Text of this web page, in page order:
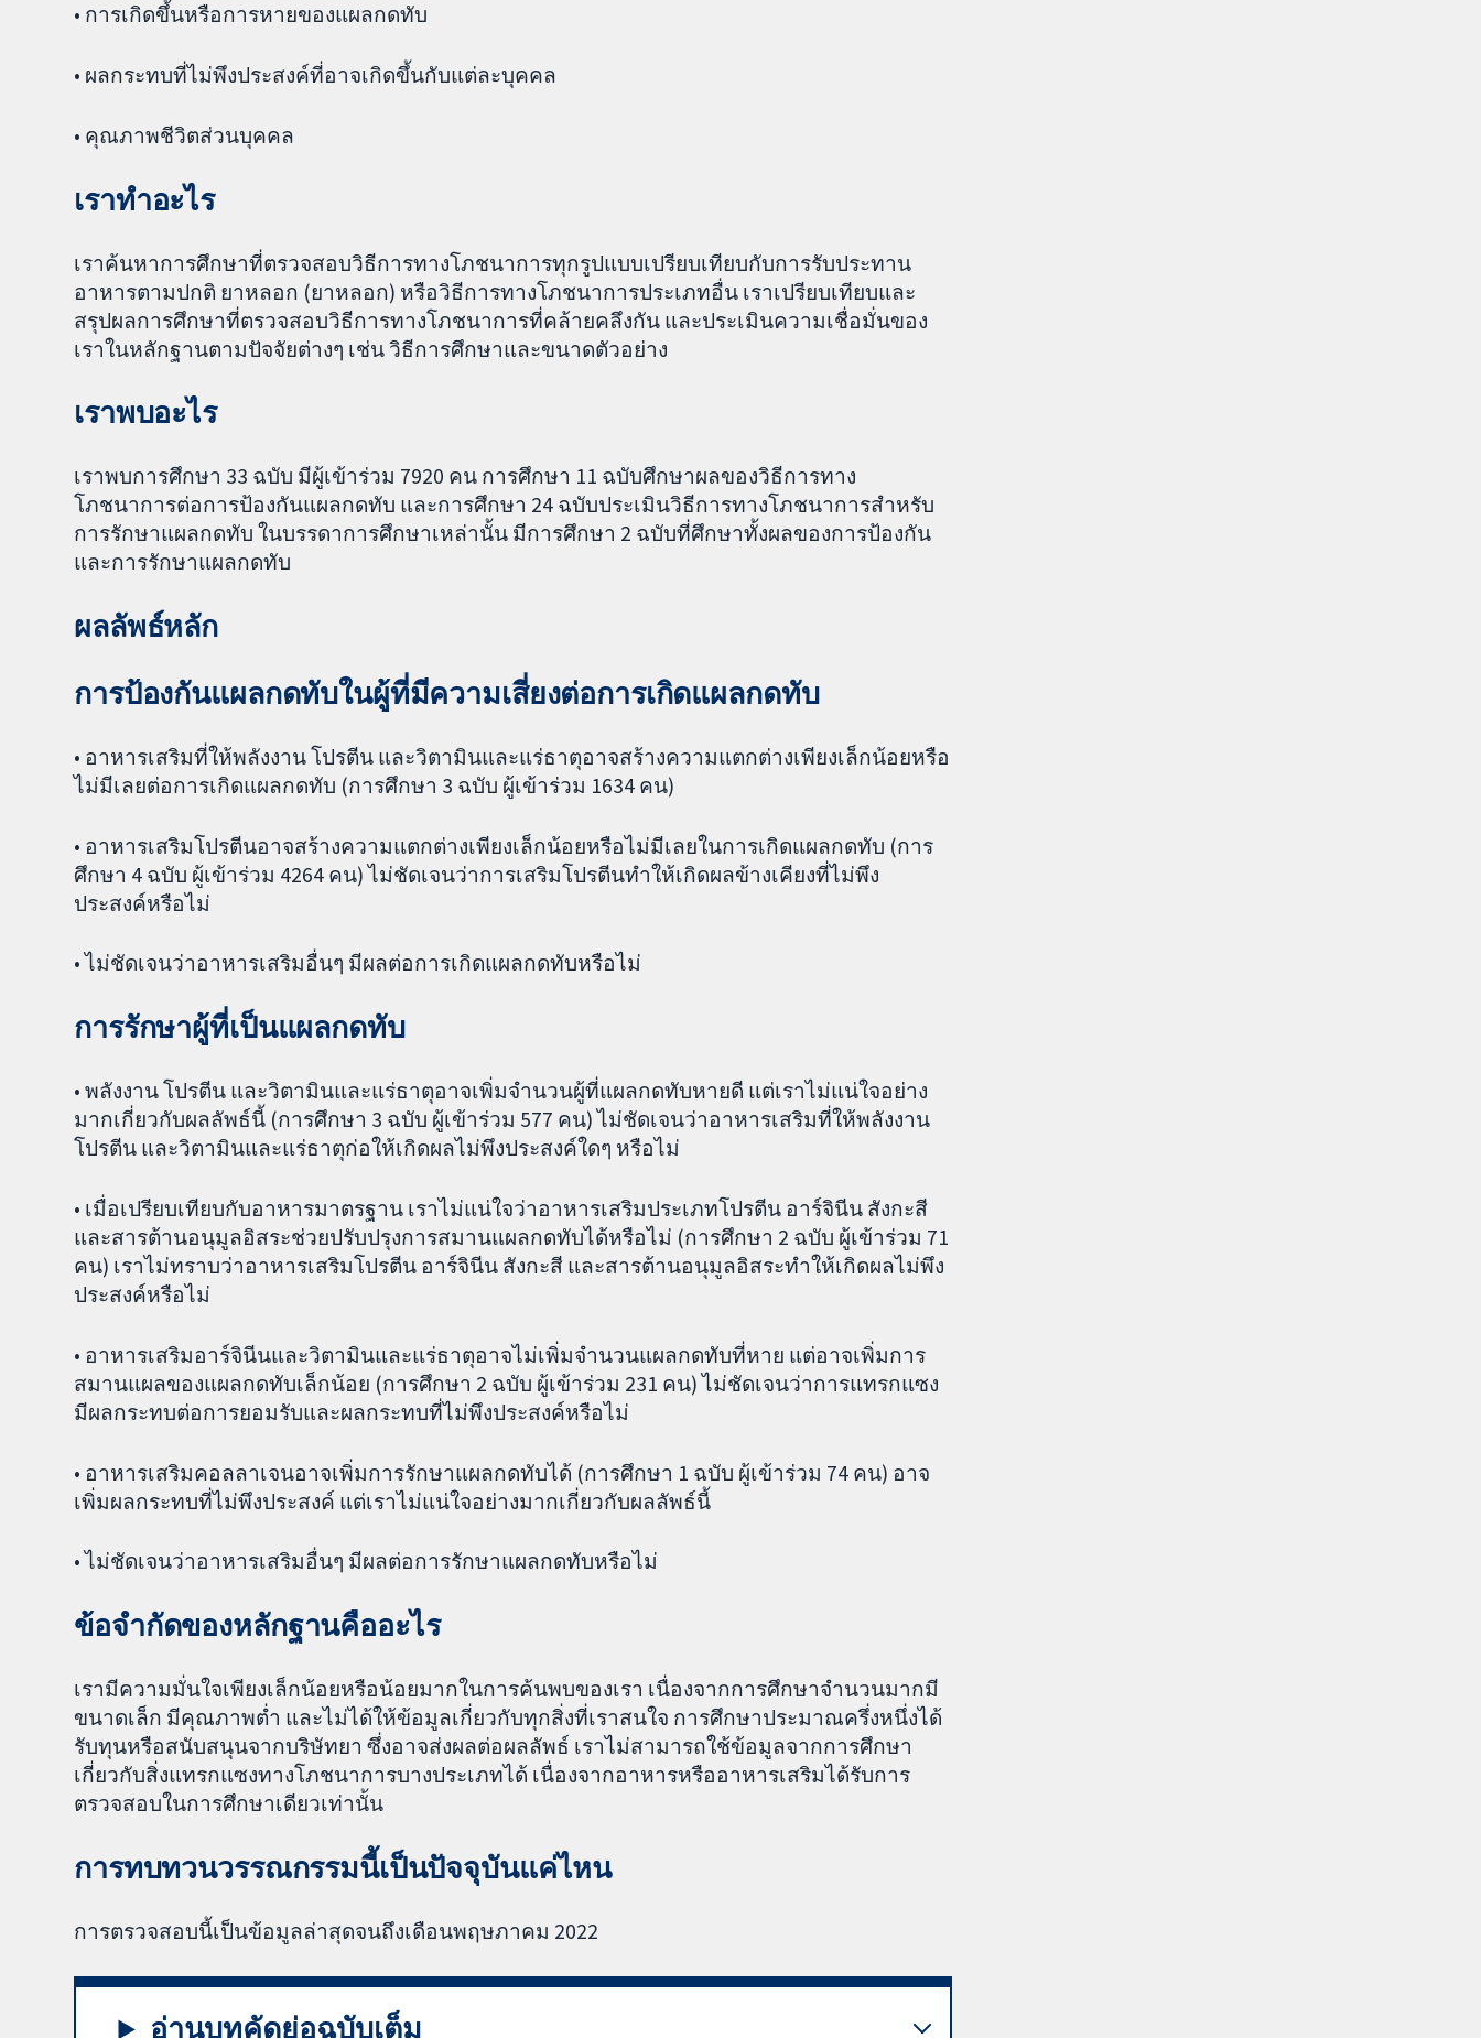
• การเกิดขึ้นหรือการหายของแผลกดทับ
• ผลกระทบที่ไม่พึงประสงค์ที่อาจเกิดขึ้นกับแต่ละบุคคล
• คุณภาพชีวิตส่วนบุคคล
เราทำอะไร
เราค้นหาการศึกษาที่ตรวจสอบวิธีการทางโภชนาการทุกรูปแบบเปรียบเทียบกับการรับประทาน
อาหารตามปกติ ยาหลอก (ยาหลอก) หรือวิธีการทางโภชนาการประเภทอื่น เราเปรียบเทียบและ
สรุปผลการศึกษาที่ตรวจสอบวิธีการทางโภชนาการที่คล้ายคลึงกัน และประเมินความเชื่อมั่นของ
เราในหลักฐานตามปัจจัยต่างๆ เช่น วิธีการศึกษาและขนาดตัวอย่าง
เราพบอะไร
เราพบการศึกษา 33 ฉบับ มีผู้เข้าร่วม 7920 คน การศึกษา 11 ฉบับศึกษาผลของวิธีการทาง
โภชนาการต่อการป้องกันแผลกดทับ และการศึกษา 24 ฉบับประเมินวิธีการทางโภชนาการสำหรับ
การรักษาแผลกดทับ ในบรรดาการศึกษาเหล่านั้น มีการศึกษา 2 ฉบับที่ศึกษาทั้งผลของการป้องกัน
และการรักษาแผลกดทับ
ผลลัพธ์หลัก
การป้องกันแผลกดทับในผู้ที่มีความเสี่ยงต่อการเกิดแผลกดทับ
• อาหารเสริมที่ให้พลังงาน โปรตีน และวิตามินและแร่ธาตุอาจสร้างความแตกต่างเพียงเล็กน้อยหรือ
ไม่มีเลยต่อการเกิดแผลกดทับ (การศึกษา 3 ฉบับ ผู้เข้าร่วม 1634 คน)
• อาหารเสริมโปรตีนอาจสร้างความแตกต่างเพียงเล็กน้อยหรือไม่มีเลยในการเกิดแผลกดทับ (การ
ศึกษา 4 ฉบับ ผู้เข้าร่วม 4264 คน) ไม่ชัดเจนว่าการเสริมโปรตีนทำให้เกิดผลข้างเคียงที่ไม่พึง
ประสงค์หรือไม่
• ไม่ชัดเจนว่าอาหารเสริมอื่นๆ มีผลต่อการเกิดแผลกดทับหรือไม่
การรักษาผู้ที่เป็นแผลกดทับ
• พลังงาน โปรตีน และวิตามินและแร่ธาตุอาจเพิ่มจำนวนผู้ที่แผลกดทับหายดี แต่เราไม่แน่ใจอย่าง
มากเกี่ยวกับผลลัพธ์นี้ (การศึกษา 3 ฉบับ ผู้เข้าร่วม 577 คน) ไม่ชัดเจนว่าอาหารเสริมที่ให้พลังงาน
โปรตีน และวิตามินและแร่ธาตุก่อให้เกิดผลไม่พึงประสงค์ใดๆ หรือไม่
• เมื่อเปรียบเทียบกับอาหารมาตรฐาน เราไม่แน่ใจว่าอาหารเสริมประเภทโปรตีน อาร์จินีน สังกะสี
และสารต้านอนุมูลอิสระช่วยปรับปรุงการสมานแผลกดทับได้หรือไม่ (การศึกษา 2 ฉบับ ผู้เข้าร่วม 71
คน) เราไม่ทราบว่าอาหารเสริมโปรตีน อาร์จินีน สังกะสี และสารต้านอนุมูลอิสระทำให้เกิดผลไม่พึง
ประสงค์หรือไม่
• อาหารเสริมอาร์จินีนและวิตามินและแร่ธาตุอาจไม่เพิ่มจำนวนแผลกดทับที่หาย แต่อาจเพิ่มการ
สมานแผลของแผลกดทับเล็กน้อย (การศึกษา 2 ฉบับ ผู้เข้าร่วม 231 คน) ไม่ชัดเจนว่าการแทรกแซง
มีผลกระทบต่อการยอมรับและผลกระทบที่ไม่พึงประสงค์หรือไม่
• อาหารเสริมคอลลาเจนอาจเพิ่มการรักษาแผลกดทับได้ (การศึกษา 1 ฉบับ ผู้เข้าร่วม 74 คน) อาจ
เพิ่มผลกระทบที่ไม่พึงประสงค์ แต่เราไม่แน่ใจอย่างมากเกี่ยวกับผลลัพธ์นี้
• ไม่ชัดเจนว่าอาหารเสริมอื่นๆ มีผลต่อการรักษาแผลกดทับหรือไม่
ข้อจำกัดของหลักฐานคืออะไร
เรามีความมั่นใจเพียงเล็กน้อยหรือน้อยมากในการค้นพบของเรา เนื่องจากการศึกษาจำนวนมากมี
ขนาดเล็ก มีคุณภาพต่ำ และไม่ได้ให้ข้อมูลเกี่ยวกับทุกสิ่งที่เราสนใจ การศึกษาประมาณครึ่งหนึ่งได้
รับทุนหรือสนับสนุนจากบริษัทยา ซึ่งอาจส่งผลต่อผลลัพธ์ เราไม่สามารถใช้ข้อมูลจากการศึกษา
เกี่ยวกับสิ่งแทรกแซงทางโภชนาการบางประเภทได้ เนื่องจากอาหารหรืออาหารเสริมได้รับการ
ตรวจสอบในการศึกษาเดียวเท่านั้น
การทบทวนวรรณกรรมนี้เป็นปัจจุบันแค่ไหน
การตรวจสอบนี้เป็นข้อมูลล่าสุดจนถึงเดือนพฤษภาคม 2022
อ่านบทคัดย่อฉบับเต็ม